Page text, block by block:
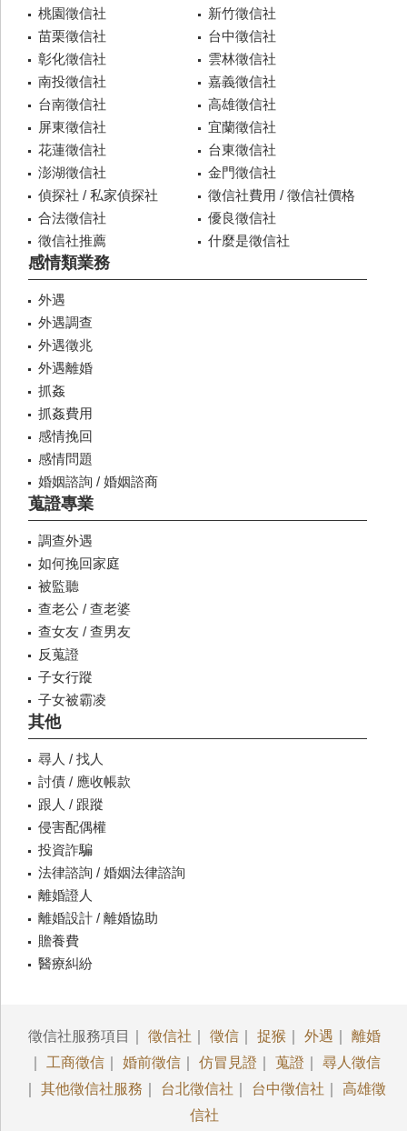
桃園徵信社
新竹徵信社
苗栗徵信社
台中徵信社
彰化徵信社
雲林徵信社
南投徵信社
嘉義徵信社
台南徵信社
高雄徵信社
屏東徵信社
宜蘭徵信社
花蓮徵信社
台東徵信社
澎湖徵信社
金門徵信社
偵探社 / 私家偵探社
徵信社費用 / 徵信社價格
合法徵信社
優良徵信社
徵信社推薦
什麼是徵信社
感情類業務
外遇
外遇調查
外遇徵兆
外遇離婚
抓姦
抓姦費用
感情挽回
感情問題
婚姻諮詢 / 婚姻諮商
蒐證專業
調查外遇
如何挽回家庭
被監聽
查老公 / 查老婆
查女友 / 查男友
反蒐證
子女行蹤
子女被霸凌
其他
尋人 / 找人
討債 / 應收帳款
跟人 / 跟蹤
侵害配偶權
投資詐騙
法律諮詢 / 婚姻法律諮詢
離婚證人
離婚設計 / 離婚協助
贍養費
醫療糾紛
徵信社服務項目｜ 徵信社 徵信 捉猴 外遇
離婚
工商徵信 婚前徵信 仿冒見證 蒐證
尋人徵信
其他徵信社服務 台北徵信社 台中徵信社
高雄徵
信社